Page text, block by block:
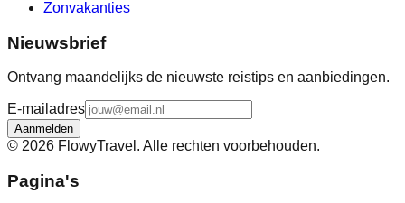
Zonvakanties
Nieuwsbrief
Ontvang maandelijks de nieuwste reistips en aanbiedingen.
E-mailadres
Aanmelden
© 2026 FlowyTravel. Alle rechten voorbehouden.
Pagina's